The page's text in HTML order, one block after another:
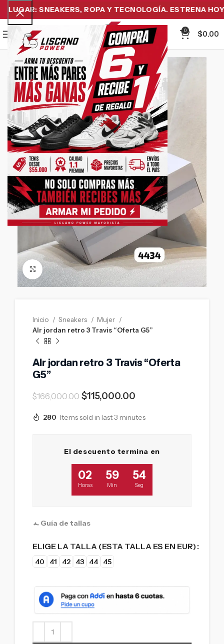
SNEAKERS, ROPA Y TECNOLOGÍA. ESTRENA HOY Y
Menu
0
$0.00
-31%
Click to enlarge
Inicio Sneakers
Mujer
AIr jordan retro 3 Travis “Oferta G5”
AIr jordan retro 3 Travis “Oferta
G5”
$166,000.00 $115,000.00
280 Items sold in last 3 minutes
El descuento termina en
02
Horas
59
Min
53
Seg
Guía de tallas
ELIGE LA TALLA (ESTA TALLA ES EN EUR)
40 41 42 43 44 45